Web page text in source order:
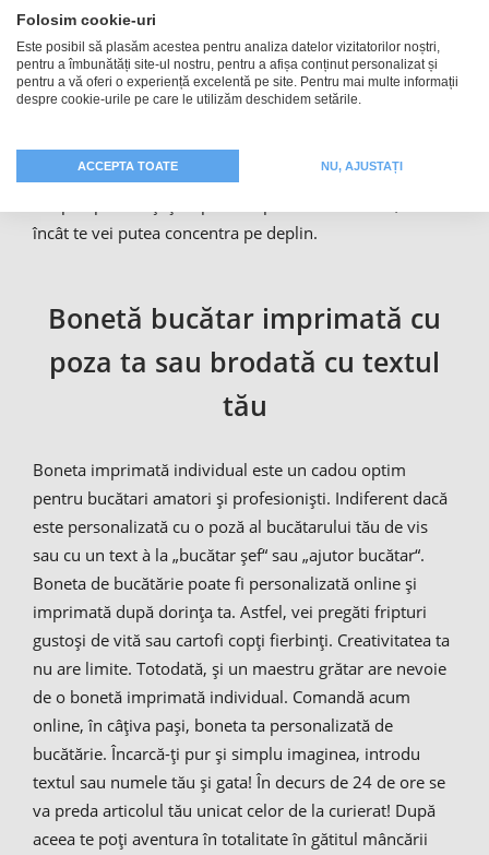
arde! Fă din boneta ta bistro un ajutor de nădejde și
imprim-o cu numele sau porecla ta. Astfel, vor știi toți
este dotată cu un elastic și are o mărime universală,
potrivindu-se bucătarilor mari și mici. Este
încât te vei putea concentra pe deplin.
Bonetă bucătar imprimată cu
poza ta sau brodată cu textul
tău
Boneta imprimată individual este un cadou optim
pentru bucătari amatori și profesioniști. Indiferent dacă
este personalizată cu o poză al bucătarului tău de vis
sau cu un text à la „bucătar șef“ sau „ajutor bucătar“.
Boneta de bucătărie poate fi personalizată online și
imprimată după dorința ta. Astfel, vei pregăti fripturi
gustoși de vită sau cartofi copți fierbinți. Creativitatea ta
nu are limite. Totodată, și un maestru grătar are nevoie
de o bonetă imprimată individual. Comandă acum
online, în câțiva pași, boneta ta personalizată de
bucătărie. Încarcă-ți pur și simplu imaginea, introdu
textul sau numele tău și gata! În decurs de 24 de ore se
va preda articolul tău unicat celor de la curierat! După
aceea te poți aventura în totalitate în gătitul mâncării
Folosim cookie-uri
Este posibil să plasăm acestea pentru analiza datelor vizitatorilor noștri,
pentru a îmbunătăți site-ul nostru, pentru a afișa conținut personalizat și
pentru a vă oferi o experiență excelentă pe site. Pentru mai multe informații
despre cookie-urile pe care le utilizăm deschidem setările.
ACCEPTA TOATE NU, AJUSTAȚI